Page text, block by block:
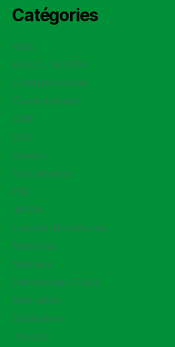
Catégories
ADC
ASCT / ASTER
Compte rendu
Contractuels
CSE
DCI
Divers
Documents
EIC
INFRA
Livrets-Brochures
Matériel
Métiers
Personnels CASI
Retraités
Solidaires
Tracts